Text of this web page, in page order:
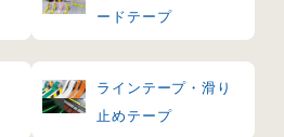
ードテープ
ラインテープ・滑り
止めテープ